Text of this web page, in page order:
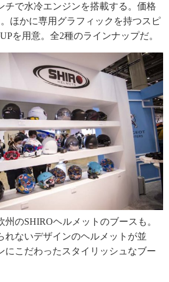
チで水冷エンジンを搭載する。価格
ほかに専用グラフィックを持つスピ
を用意。全2種のラインナップだ。
のSHIROヘルメットのブースも。
れないデザインのヘルメットが並
にこだわったスタイリッシュなブー